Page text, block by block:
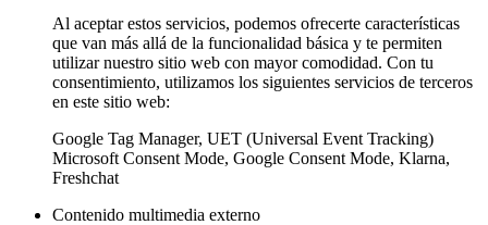
Al aceptar estos servicios, podemos ofrecerte características
que van más allá de la funcionalidad básica y te permiten
utilizar nuestro sitio web con mayor comodidad. Con tu
consentimiento, utilizamos los siguientes servicios de terceros
en este sitio web:
Google Tag Manager, UET (Universal Event Tracking)
Microsoft Consent Mode, Google Consent Mode, Klarna,
Freshchat
Contenido multimedia externo